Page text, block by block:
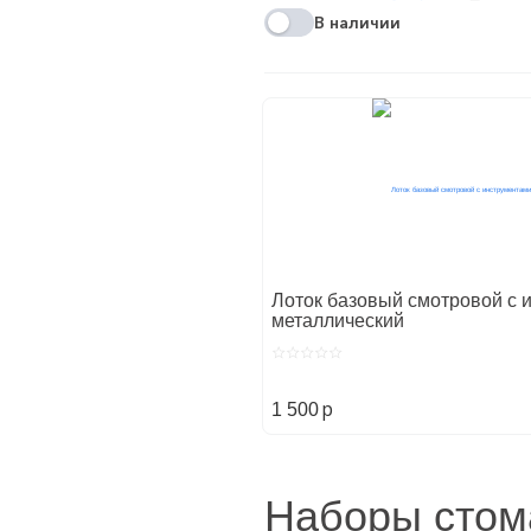
В наличии
Лоток базовый смотровой с
металлический
1 500p
Наборы